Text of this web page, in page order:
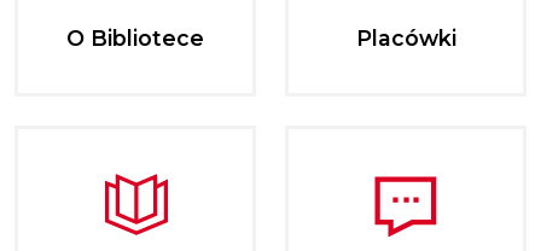
O Bibliotece Placówki